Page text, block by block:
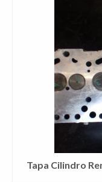
Tapa Cilindro